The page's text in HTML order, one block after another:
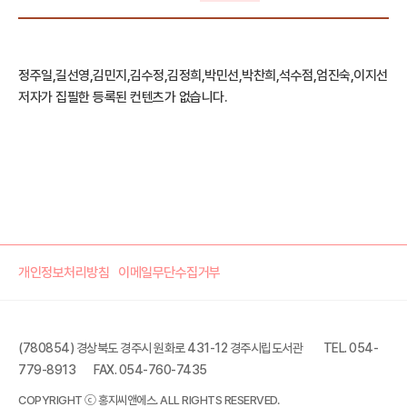
정주일,길선영,김민지,김수정,김정희,박민선,박찬희,석수점,엄진숙,이지선
저자가 집필한 등록된 컨텐츠가 없습니다.
개인정보처리방침 이메일무단수집거부
(780854) 경상북도 경주시 원화로 431-12 경주시립도서관
TEL. 054-
779-8913
FAX. 054-760-7435
COPYRIGHT ⓒ 홍지씨앤에스. ALL RIGHTS RESERVED.